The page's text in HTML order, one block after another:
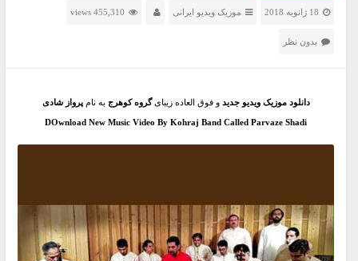
18 ژانویه 2018 موزیک ویدیو ایرانی 455,310 views
بدون نظر
دانلود موزیک ویدیو جدید و فوق العاده زیبایگروه کوهرج به نام پرواز شادی
DOwnload New Music Video By Kohraj Band Called Parvaze Shadi